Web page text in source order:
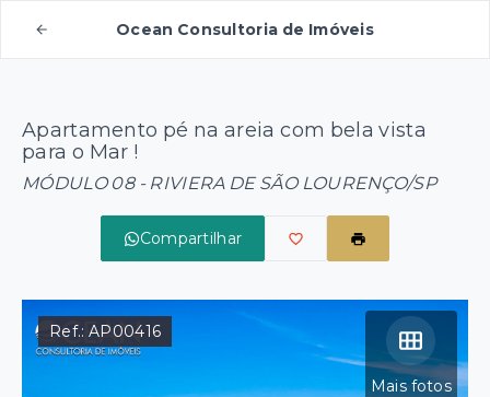
Ocean Consultoria de Imóveis
Apartamento pé na areia com bela vista
para o Mar !
MÓDULO 08 - RIVIERA DE SÃO LOURENÇO/SP
Compartilhar
Mais fotos
Ref.:AP00416